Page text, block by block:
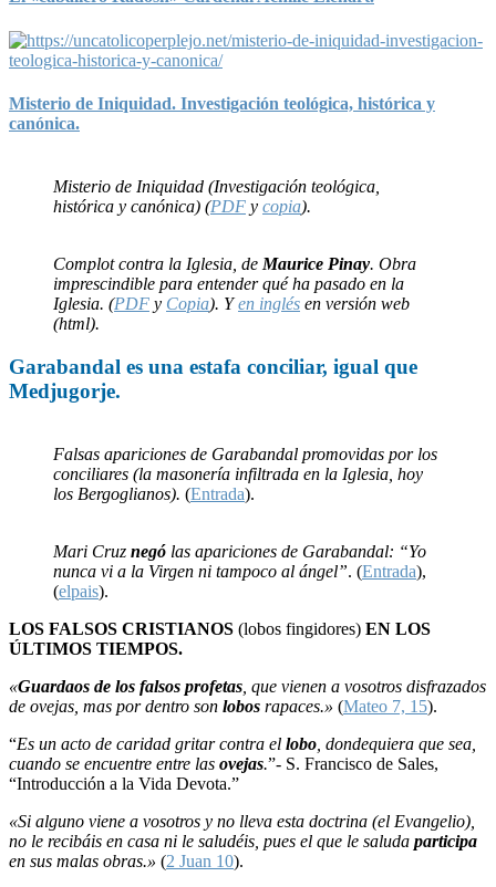
Misterio de Iniquidad. Investigación teológica, histórica y
canónica.
Misterio de Iniquidad (Investigación teológica,
histórica y canónica) (PDF y copia).
Complot contra la Iglesia, de Maurice Pinay. Obra
imprescindible para entender qué ha pasado en la
Iglesia. (PDF y Copia). Yen inglés en versión web
(html).
Garabandal es una estafa conciliar, igual que
Medjugorje.
Falsas apariciones de Garabandal promovidas por los
conciliares (la masonería infiltrada en la Iglesia, hoy
los Bergoglianos). (Entrada).
Mari Cruz negó las apariciones de Garabandal: “Yo
nunca vi a la Virgen ni tampoco al ángel”. (Entrada),
(elpais).
LOS FALSOS CRISTIANOS (lobos fingidores) EN LOS
ÚLTIMOS TIEMPOS.
«Guardaos de los falsos profetas , que vienen a vosotros disfrazados
de ovejas, mas por dentro son lobos rapaces.» (Mateo 7, 15).
“Es un acto de caridad gritar contra el lobo , dondequiera que sea,
cuando se encuentre entre las ovejas.”- S. Francisco de Sales,
“Introducción a la Vida Devota.”
«Si alguno viene a vosotros y no lleva esta doctrina (el Evangelio),
no le recibáis en casa ni le saludéis, pues el que le saluda participa
en sus malas obras.» (2 Juan 10).